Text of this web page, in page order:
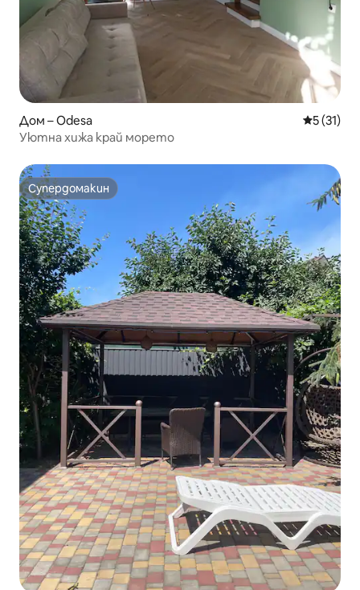
Дом – Odesa Средна
5 (31)
Уютна хижа край морето
Супердомакин
Супердомакин